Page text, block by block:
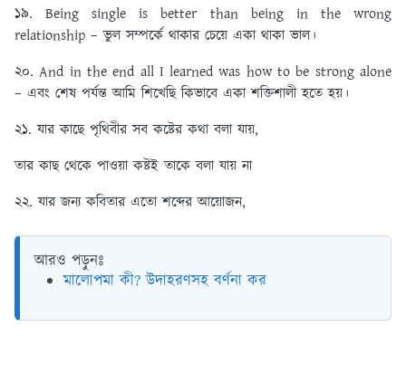
১৯. Being single is better than being in the wrong
relationship – ভুল সম্পর্কে থাকার চেয়ে একা থাকা ভাল।
২০. And in the end all I learned was how to be strong alone
– এবং শেষ পর্যন্ত আমি শিখেছি কিভাবে একা শক্তিশালী হতে হয়।
২১. যার কাছে পৃথিবীর সব কষ্টের কথা বলা যায়,
তার কাছ থেকে পাওয়া কষ্টই তাকে বলা যায় না
২২. যার জন্য কবিতার এতো শব্দের আয়োজন,
আরও পড়ুনঃ
মালোপমা কী? উদাহরণসহ বর্ণনা কর